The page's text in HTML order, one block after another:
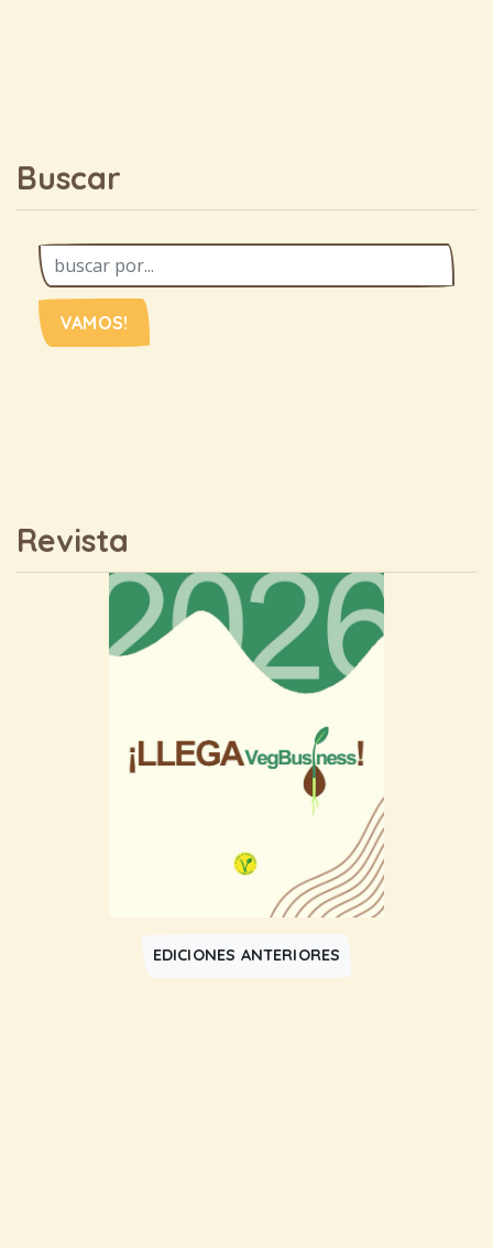
Buscar
VAMOS!
Revista
EDICIONES ANTERIORES